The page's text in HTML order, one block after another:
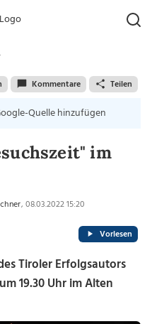
Kommentare Teilen
Quelle hinzufügen
im
, 08.03.2022 15:20
Vorlesen
Tiroler Erfolgsautors
19.30 Uhr im Alten